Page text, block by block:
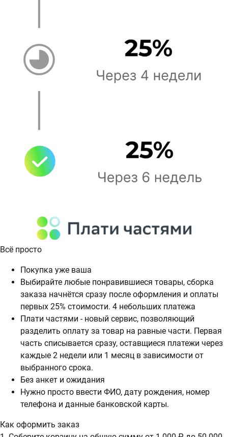
Всё просто
Покупка уже ваша
Выбирайте любые понравившиеся товары, сборка
заказа начнётся сразу после оформления и оплаты
первых 25% стоимости. 4 небольших платежа
Плати частями - новый сервис, позволяющий
разделить оплату за товар на равные части. Первая
часть списывается сразу, оставщиеся платежи через
каждые 2 недели или 1 месяц в зависимости от
выбранного срока.
Без анкет и ожидания
Нужно просто ввести ФИО, дату рождения, номер
телефона и данные банковской карты.
Как оформить заказ